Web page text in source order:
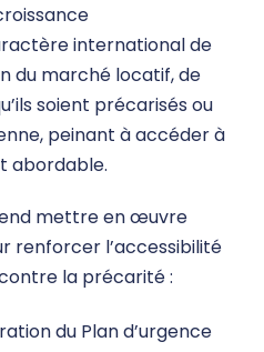
international de
du marché locatif, de
soient précarisés ou
peinant à accéder à
abordable.
mettre en œuvre
renforcer l’accessibilité
la précarité :
du Plan d’urgence